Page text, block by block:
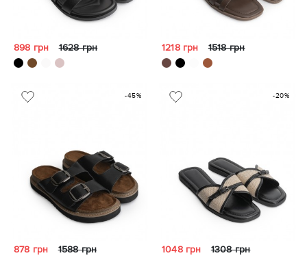
898 грн 1628 грн 1218 грн 1518 грн
-45%
878 грн 1588 грн
-20%
1048 грн 1308 грн